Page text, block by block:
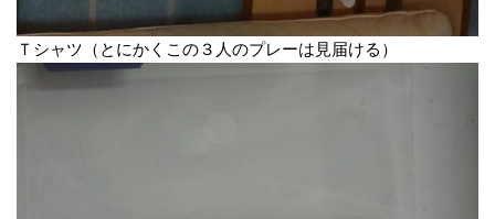
Ｔシャツ（とにかくこの３人のプレーは見届ける）